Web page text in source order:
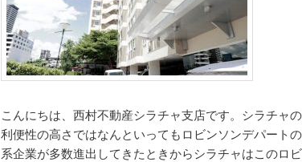
こんにちは、西村不動産シラチャ支店です。シラチャ
利便性の高さではなんといってもロビンソンデパート
系企業が多数進出してきたときからシラチャはこのロ